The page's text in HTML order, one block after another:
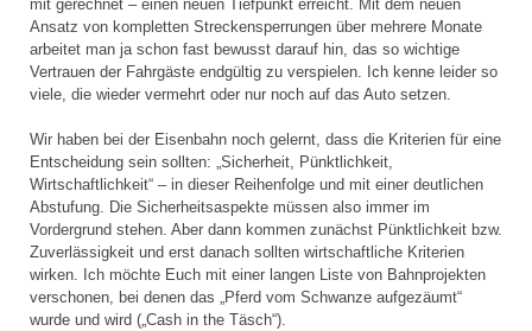
mit gerechnet – einen neuen Tiefpunkt erreicht. Mit dem neuen
Ansatz von kompletten Streckensperrungen über mehrere Monate
arbeitet man ja schon fast bewusst darauf hin, das so wichtige
Vertrauen der Fahrgäste endgültig zu verspielen. Ich kenne leider so
viele, die wieder vermehrt oder nur noch auf das Auto setzen.
Wir haben bei der Eisenbahn noch gelernt, dass die Kriterien für eine
Entscheidung sein sollten: „Sicherheit, Pünktlichkeit,
Wirtschaftlichkeit“ – in dieser Reihenfolge und mit einer deutlichen
Abstufung. Die Sicherheitsaspekte müssen also immer im
Vordergrund stehen. Aber dann kommen zunächst Pünktlichkeit bzw.
Zuverlässigkeit und erst danach sollten wirtschaftliche Kriterien
wirken. Ich möchte Euch mit einer langen Liste von Bahnprojekten
verschonen, bei denen das „Pferd vom Schwanze aufgezäumt“
wurde und wird („Cash in the Täsch“).